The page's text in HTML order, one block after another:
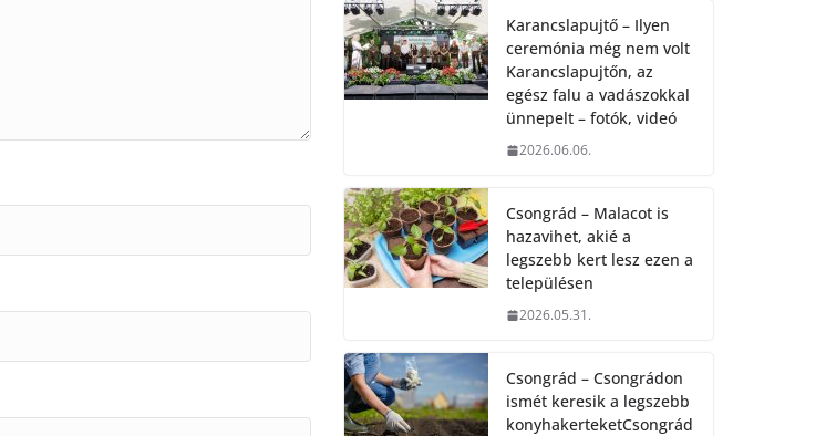
Karancslapujtő – Ilyen
ceremónia még nem volt
Karancslapujtőn, az
egész falu a vadászokkal
ünnepelt – fotók, videó
2026.06.06.
Csongrád – Malacot is
hazavihet, akié a
legszebb kert lesz ezen a
településen
2026.05.31.
Csongrád – Csongrádon
ismét keresik a legszebb
konyhakerteketCsongrád